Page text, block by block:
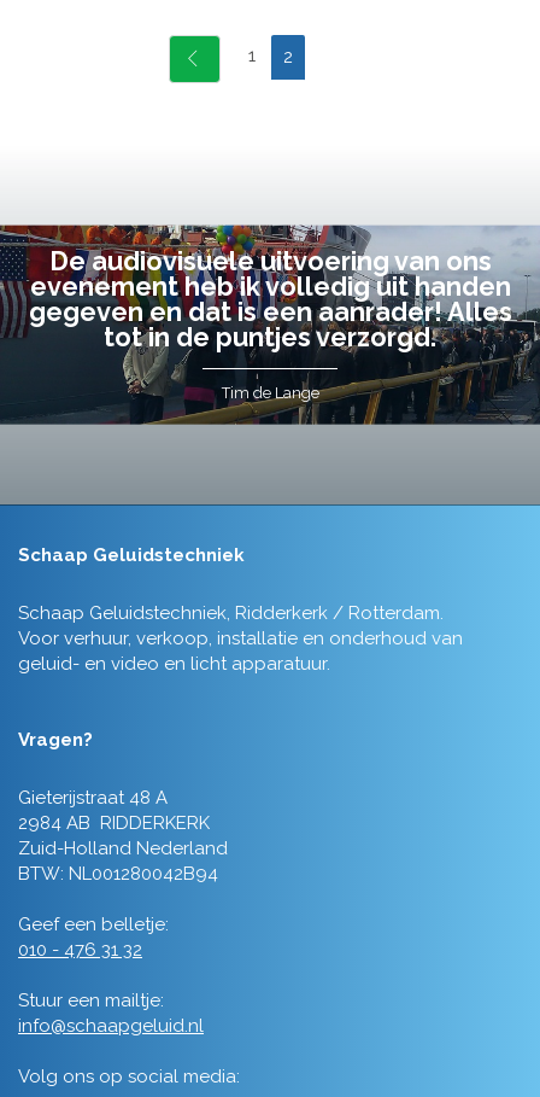
1 2
De audiovisuele uitvoering van ons
evenement heb ik volledig uit handen
gegeven en dat is een aanrader! Alles
tot in de puntjes verzorgd.
Tim de Lange
Schaap Geluidstechniek
Schaap Geluidstechniek, Ridderkerk / Rotterdam.
Voor verhuur, verkoop, installatie en onderhoud van
geluid- en video en licht apparatuur.
Vragen?
Gieterijstraat 48 A
2984 AB RIDDERKERK
Zuid-Holland Nederland
BTW: NL001280042B94
Geef een belletje:
010 - 476 31 32
Stuur een mailtje:
info@schaapgeluid.nl
Volg ons op social media: